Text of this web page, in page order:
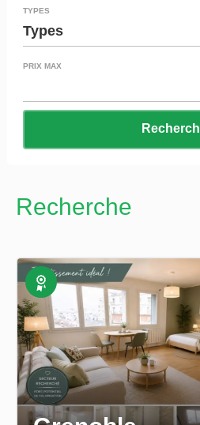
TYPES
Types
PRIX MAX
Recherche
Exclusivité